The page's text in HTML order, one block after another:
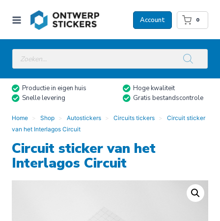
naar
Account 0
Producten
zoeken
Productie in eigen huis
Hoge kwaliteit
Snelle levering
Gratis bestandscontrole
Home Shop Autostickers Circuits tickers
Circuit sticker
van het Interlagos Circuit
Circuit sticker van het
Interlagos Circuit